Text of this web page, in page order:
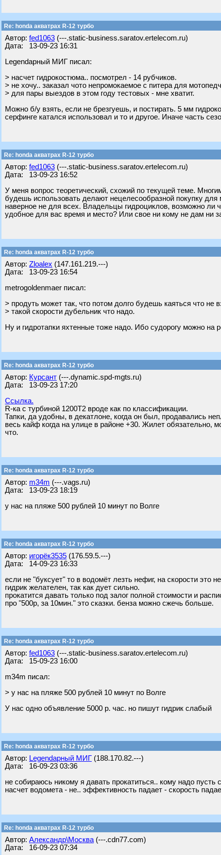
Re: honda акватрах R-12 турбо
Автор: fed1063 (---.static-business.saratov.ertelecom.ru)
Дата: 13-09-23 16:31
Legendарный МИГ писал:
> насчет гидрокостюма.. посмотрел - 14 рубчиков.
> не хочу.. заказал чото непромокаемое с питера для
> для пары выездов в этом году тестовых - мне хватит.
Можно б/у взять, если не брезгуешь, и постирать. 5 мм
серфинге катался использовал и то и другое. Иначе часть
Re: honda акватрах R-12 турбо
Автор: fed1063 (---.static-business.saratov.ertelecom.ru)
Дата: 13-09-23 16:52
У меня вопрос теоретический, схожий по текущей теме.
будешь использовать делают нецелесообразной покупку
наверное не для всех. Владельцы гидроциклов, возможно ли
удобное для вас время и место? Или свое ни кому не дам ни
Re: honda акватрах R-12 турбо
Автор: Zloalex (147.161.219.---)
Дата: 13-09-23 16:54
metrogoldenmaer писал:
> продуть может так, что потом долго будешь каяться что не
> такой скорости дубельник что надо.
Ну и гидротапки яхтенные тоже надо. Ибо судорогу можно на
Re: honda акватрах R-12 турбо
Автор: Курсант (---.dynamic.spd-mgts.ru)
Дата: 13-09-23 17:20
Ссылка.
R-ка с турбиной 1200Т2 вроде как по классификации.
Тапки, да удобны, в декатлоне, когда он был, продавались
весь кайф когда на улице в районе +30. Жилет обязательно,
что.
Re: honda акватрах R-12 турбо
Автор: m34m (---.vags.ru)
Дата: 13-09-23 18:19
у нас на пляже 500 рублей 10 минут по Волге
Re: honda акватрах R-12 турбо
Автор: игорёк3535 (176.59.5.---)
Дата: 14-09-23 16:33
если не "буксует" то в водомёт лезть нефиг, на скорости это
гидрик желателен, так как дует сильно.
прокатится давать только под залог полной стоимости и
про "500р, за 10мин." это сказки. бенза можно сжечь больше.
Re: honda акватрах R-12 турбо
Автор: fed1063 (---.static-business.saratov.ertelecom.ru)
Дата: 15-09-23 16:00
m34m писал:
> у нас на пляже 500 рублей 10 минут по Волге
У нас одно объявление 5000 р. час. но пишут гидрик слабый
Re: honda акватрах R-12 турбо
Автор: Legendарный МИГ (188.170.82.---)
Дата: 16-09-23 03:36
не собираюсь никому я давать прокатиться.. кому надо пусть
насчет водомета - не.. эффективность падает - скорость
Re: honda акватрах R-12 турбо
Автор: Александр\Москва (---.cdn77.com)
Дата: 16-09-23 07:34